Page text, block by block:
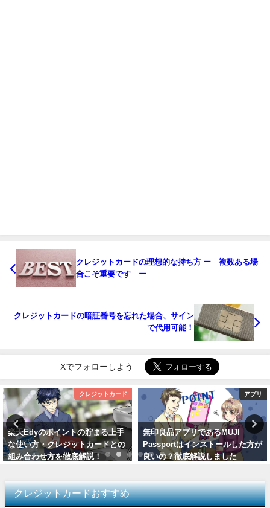
クレジットカードの理想的な持ち方 ー 複数ある場
合こそ重要です ー
クレジットカードの暗証番号を忘れた場合、サイン
で代用可能！
Xでフォローしよう
クレジットカード
楽天Edyのポイントの貯まる上手
な使い方・クレジットカードとの
組み合わせ方を徹底解説！
アプリ
無印良品アプリであるMUJI
Passportはインストールした方が
良いの？徹底解説しました
クレジットカードおすすめ